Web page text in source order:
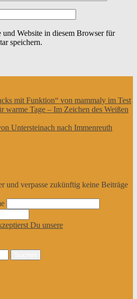
Website in diesem Browser für
speichern.
mit Funktion“ von mammaly im Test
warme Tage – Im Zeichen des Weißen
Untersteinach nach Immenreuth
und verpasse zukünftig keine Beiträge
Du unsere